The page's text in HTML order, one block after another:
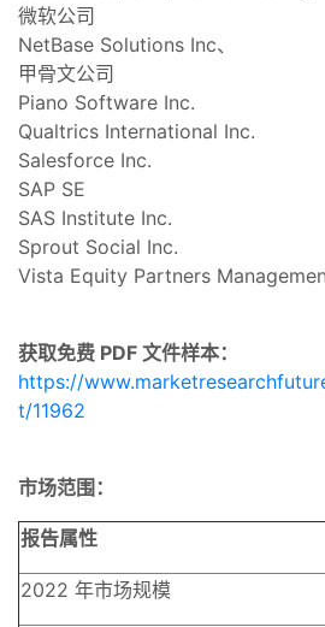
微软公司
NetBase Solutions Inc、
甲骨文公司
Piano Software Inc.
Qualtrics International Inc.
Salesforce Inc.
SAP SE
SAS Institute Inc.
Sprout Social Inc.
Vista Equity Partners
获取免费 PDF 文件样本：
https://
t/11962
市场范围：
报告属性
2022 年市场规模